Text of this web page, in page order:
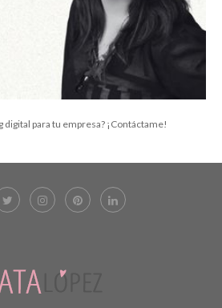
para tu empresa? ¡Contáctame!